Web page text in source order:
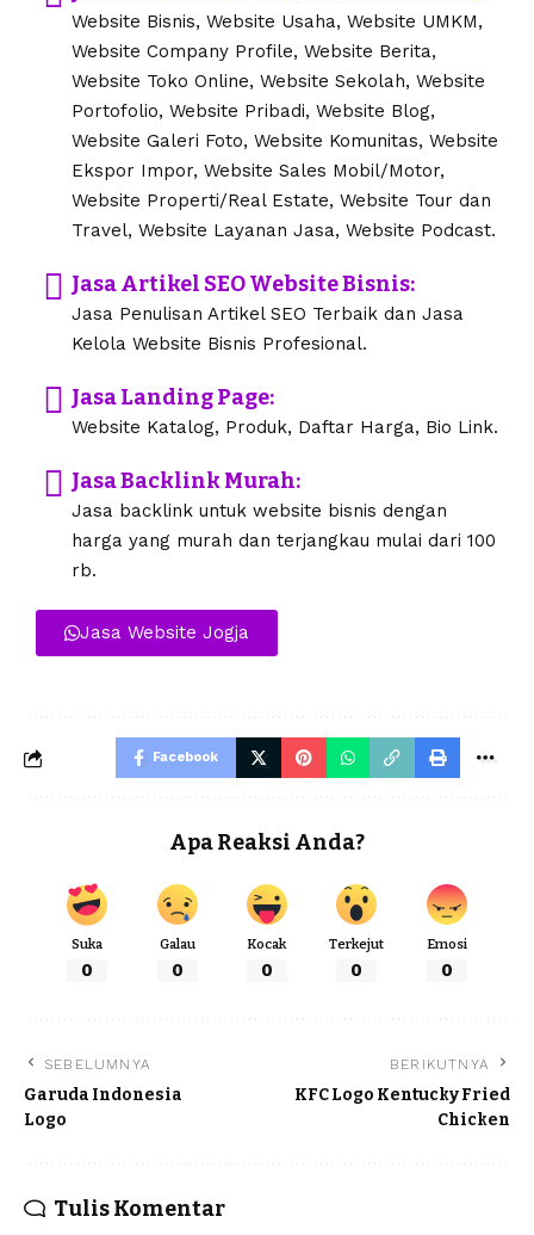
Website Bisnis, Website Usaha, Website UMKM,
Website Company Profile, Website Berita,
Website Toko Online, Website Sekolah, Website
Portofolio, Website Pribadi, Website Blog,
Website Galeri Foto, Website Komunitas, Website
Ekspor Impor, Website Sales Mobil/Motor,
Website Properti/Real Estate, Website Tour dan
Travel, Website Layanan Jasa, Website Podcast.
Jasa Artikel SEO Website Bisnis:
Jasa Penulisan Artikel SEO Terbaik dan Jasa
Kelola Website Bisnis Profesional.
Jasa Landing Page:
Website Katalog, Produk, Daftar Harga, Bio Link.
Jasa Backlink Murah:
Jasa backlink untuk website bisnis dengan
harga yang murah dan terjangkau mulai dari 100
rb.
Jasa Website Jogja
Facebook
Apa Reaksi Anda?
Suka
0
Galau
0
Kocak
0
Terkejut
0
Emosi
0
SEBELUMNYA
Garuda Indonesia
Logo
BERIKUTNYA
KFC Logo Kentucky Fried
Chicken
Tulis Komentar